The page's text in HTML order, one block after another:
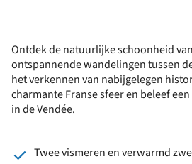
Ontdek de natuurlijke schoonheid
ontspannende wandelingen tussen
het verkennen van nabijgelegen
charmante Franse sfeer en beleef
in de Vendée.
Twee vismeren en verwarmd